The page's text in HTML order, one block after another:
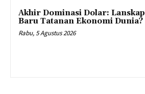
Akhir Dominasi Dolar: Lanskap
Baru Tatanan Ekonomi Dunia?
Rabu, 5 Agustus 2026